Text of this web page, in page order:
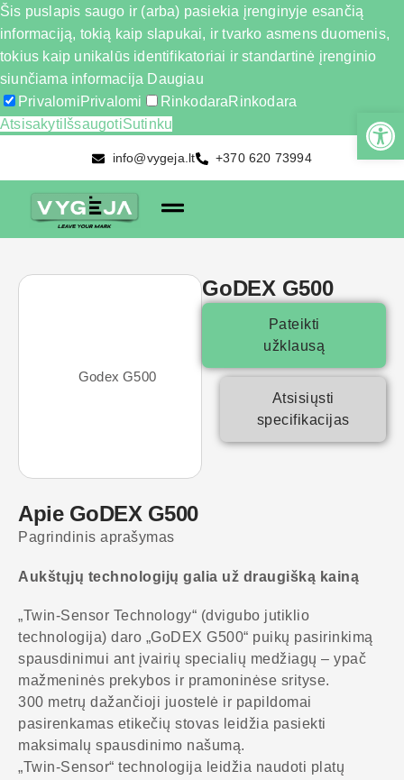
Šis puslapis saugo ir (arba) pasiekia įrenginyje esančią
informaciją, tokią kaip slapukai, ir tvarko asmens duomenis,
tokius kaip unikalūs identifikatoriai ir standartinė įrenginio
siunčiama informacija Daugiau
PrivalomiPrivalomi RinkodaraRinkodara
Atsisakyti IšsaugotiSutinku
info@vygeja.lt +370 620 73994
GoDEX G500
Pateikti
užklausą
Atsisiųsti
specifikacijas
Apie GoDEX G500
Pagrindinis aprašymas
Aukštųjų technologijų galia už draugišką kainą
„Twin-Sensor Technology“ (dvigubo jutiklio
technologija) daro „GoDEX G500“ puikų pasirinkimą
spausdinimui ant įvairių specialių medžiagų – ypač
mažmeninės prekybos ir pramoninėse srityse.
300 metrų dažančioji juostelė ir papildomai
pasirenkamas etikečių stovas leidžia pasiekti
maksimalų spausdinimo našumą.
„Twin-Sensor“ technologija leidžia naudoti platų